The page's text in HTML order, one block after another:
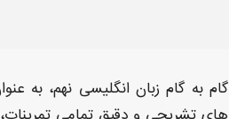
گام به گام زبان انگلیسی ​نهم، به